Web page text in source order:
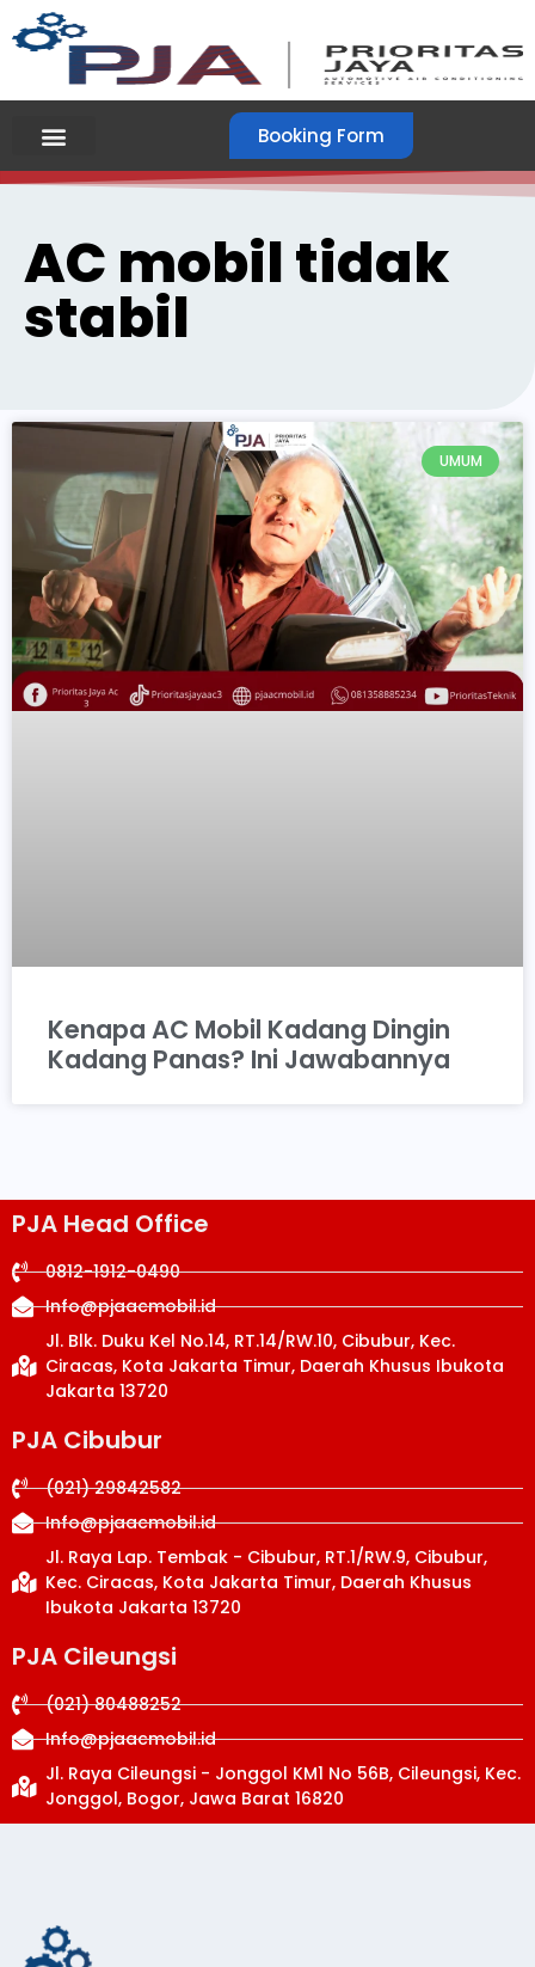
Booking Form
AC mobil tidak
stabil
UMUM
Kenapa AC Mobil Kadang Dingin
Kadang Panas? Ini Jawabannya
PJA Head Office
0812-1912-0490
Info@pjaacmobil.id
Jl. Blk. Duku Kel No.14, RT.14/RW.10, Cibubur, Kec.
Ciracas, Kota Jakarta Timur, Daerah Khusus Ibukota
Jakarta 13720
PJA Cibubur
(021) 29842582
Info@pjaacmobil.id
Jl. Raya Lap. Tembak - Cibubur, RT.1/RW.9, Cibubur,
Kec. Ciracas, Kota Jakarta Timur, Daerah Khusus
Ibukota Jakarta 13720
PJA Cileungsi
(021) 80488252
Info@pjaacmobil.id
Jl. Raya Cileungsi - Jonggol KM1 No 56B, Cileungsi, Kec.
Jonggol, Bogor, Jawa Barat 16820